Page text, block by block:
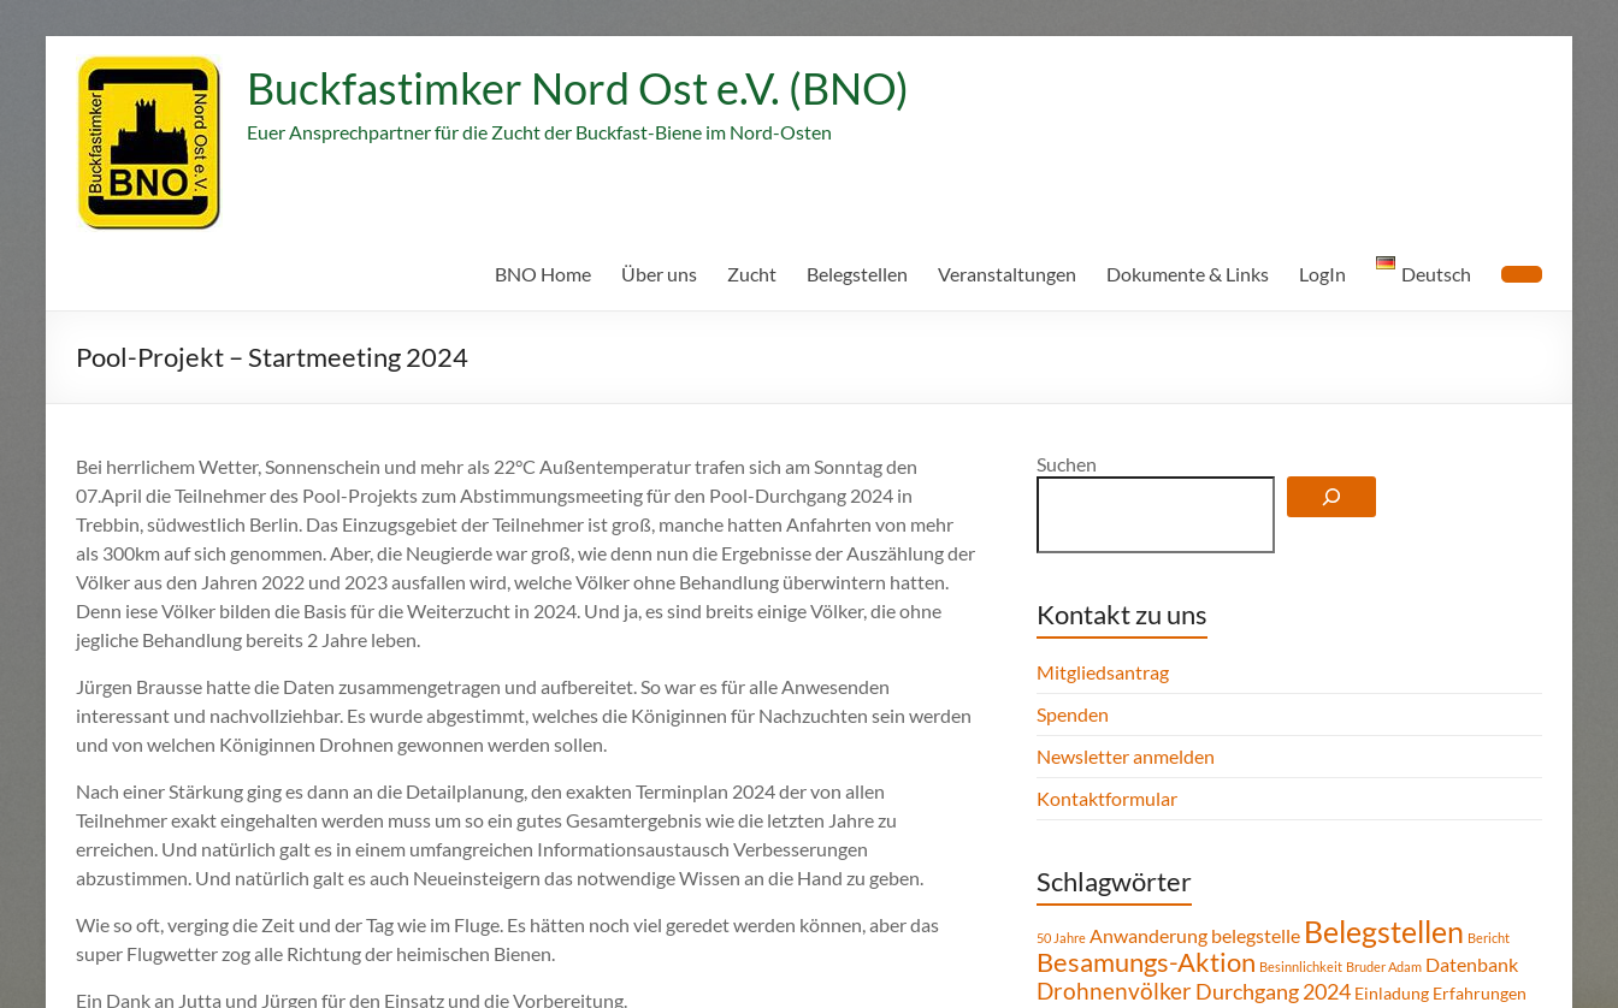
Inhalt
springen
Buckfastimker Nord Ost e.V. (BNO)
Euer Ansprechpartner für die Zucht der Buckfast-Biene im Nord-Osten
BNO Home Über uns Zucht Belegstellen Veranstaltungen Dokumente & Links LogIn Deutsch
Pool-Projekt – Startmeeting 2024
Bei herrlichem Wetter, Sonnenschein und mehr als 22°C Außentemperatur trafen sich am Sonntag den
07.April die Teilnehmer des Pool-Projekts zum Abstimmungsmeeting für den Pool-Durchgang 2024 in
Trebbin, südwestlich Berlin. Das Einzugsgebiet der Teilnehmer ist groß, manche hatten Anfahrten von mehr
als 300km auf sich genommen. Aber, die Neugierde war groß, wie denn nun die Ergebnisse der Auszählung der
Völker aus den Jahren 2022 und 2023 ausfallen wird, welche Völker ohne Behandlung überwintern hatten.
Denn iese Völker bilden die Basis für die Weiterzucht in 2024. Und ja, es sind breits einige Völker, die ohne
jegliche Behandlung bereits 2 Jahre leben.
Jürgen Brausse hatte die Daten zusammengetragen und aufbereitet. So war es für alle Anwesenden
interessant und nachvollziehbar. Es wurde abgestimmt, welches die Königinnen für Nachzuchten sein werden
und von welchen Königinnen Drohnen gewonnen werden sollen.
Nach einer Stärkung ging es dann an die Detailplanung, den exakten Terminplan 2024 der von allen
Teilnehmer exakt eingehalten werden muss um so ein gutes Gesamtergebnis wie die letzten Jahre zu
erreichen. Und natürlich galt es in einem umfangreichen Informationsaustausch Verbesserungen
abzustimmen. Und natürlich galt es auch Neueinsteigern das notwendige Wissen an die Hand zu geben.
Wie so oft, verging die Zeit und der Tag wie im Fluge. Es hätten noch viel geredet werden können, aber das
super Flugwetter zog alle Richtung der heimischen Bienen.
Ein Dank an Jutta und Jürgen für den Einsatz und die Vorbereitung.
Suchen
Kontakt zu uns
Mitgliedsantrag
Spenden
Newsletter anmelden
Kontaktformular
Schlagwörter
50 Jahre Anwanderung belegstelle Belegstellen Bericht
Besamungs-Aktion Besinnlichkeit Bruder Adam Datenbank
DrohnenvölkerDurchgang 2024 Einladung Erfahrungen